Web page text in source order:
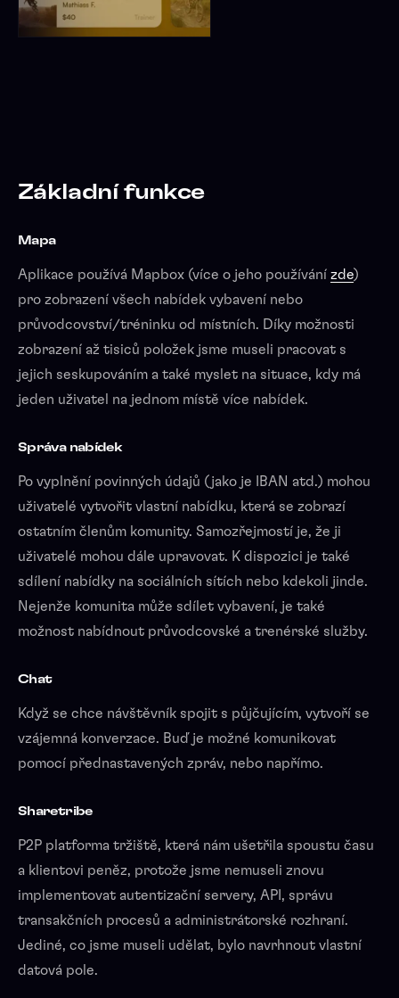
Základní funkce
Mapa
Aplikace používá Mapbox (více o jeho používání zde)
pro zobrazení všech nabídek vybavení nebo
průvodcovství/tréninku od místních. Díky možnosti
zobrazení až tisiců položek jsme museli pracovat s
jejich seskupováním a také myslet na situace, kdy má
jeden uživatel na jednom místě více nabídek.
Správa nabídek
Po vyplnění povinných údajů (jako je IBAN atd.) mohou
uživatelé vytvořit vlastní nabídku, která se zobrazí
ostatním členům komunity. Samozřejmostí je, že ji
uživatelé mohou dále upravovat. K dispozici je také
sdílení nabídky na sociálních sítích nebo kdekoli jinde.
Nejenže komunita může sdílet vybavení, je také
možnost nabídnout průvodcovské a trenérské služby.
Chat
Když se chce návštěvník spojit s půjčujícím, vytvoří se
vzájemná konverzace. Buď je možné komunikovat
pomocí přednastavených zpráv, nebo napřímo.
Sharetribe
P2P platforma tržiště, která nám ušetřila spoustu času
a klientovi peněz, protože jsme nemuseli znovu
implementovat autentizační servery, API, správu
transakčních procesů a administrátorské rozhraní.
Jediné, co jsme museli udělat, bylo navrhnout vlastní
datová pole.